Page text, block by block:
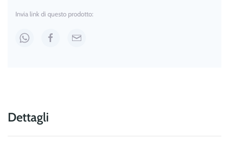
Invia link di questo prodotto:
Dettagli